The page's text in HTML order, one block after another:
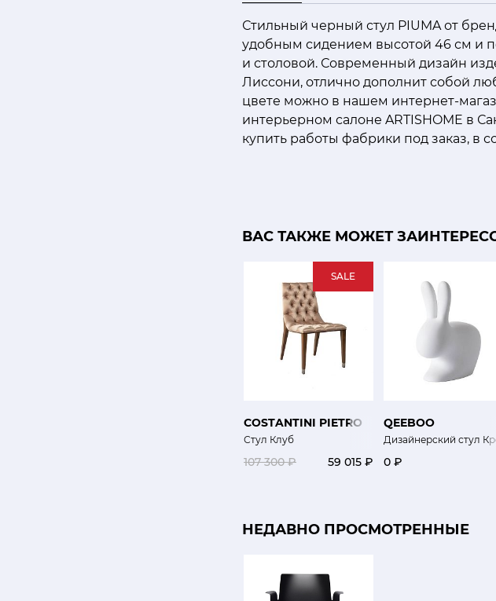
Стильный черный стул PIUMA от
удобным сидением высотой 46 см и
и столовой. Современный дизайн
Лиссони, отлично дополнит собой
цвете можно в нашем интернет-
интерьерном салоне ARTISHOME в
купить работы фабрики под заказ, в
ВАС ТАКЖЕ МОЖЕТ
SALE
COSTANTINI PIETRO
Стул Клуб
107 300 ₽ 59 015 ₽
QEEBOO
Дизайнерский стул
0 ₽
НЕДАВНО ПРОСМОТРЕННЫЕ